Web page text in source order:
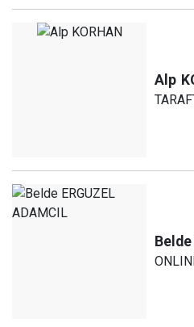
Alp
Belde